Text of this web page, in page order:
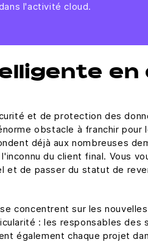
l'activité cloud.
en
et de protection des
obstacle à franchir
déjà aux nombreuses
du client final. Vous
de passer du statut de
concentrent sur les
: les responsables
également chaque projet